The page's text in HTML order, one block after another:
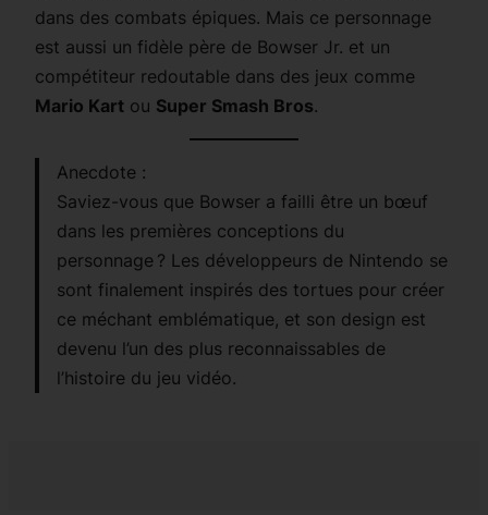
dans des combats épiques. Mais ce personnage
est aussi un fidèle père de Bowser Jr. et un
compétiteur redoutable dans des jeux comme
Mario Kart ou Super Smash Bros.
Anecdote :
Saviez-vous que Bowser a failli être un bœuf
dans les premières conceptions du
personnage ? Les développeurs de Nintendo se
sont finalement inspirés des tortues pour créer
ce méchant emblématique, et son design est
devenu l’un des plus reconnaissables de
l’histoire du jeu vidéo.